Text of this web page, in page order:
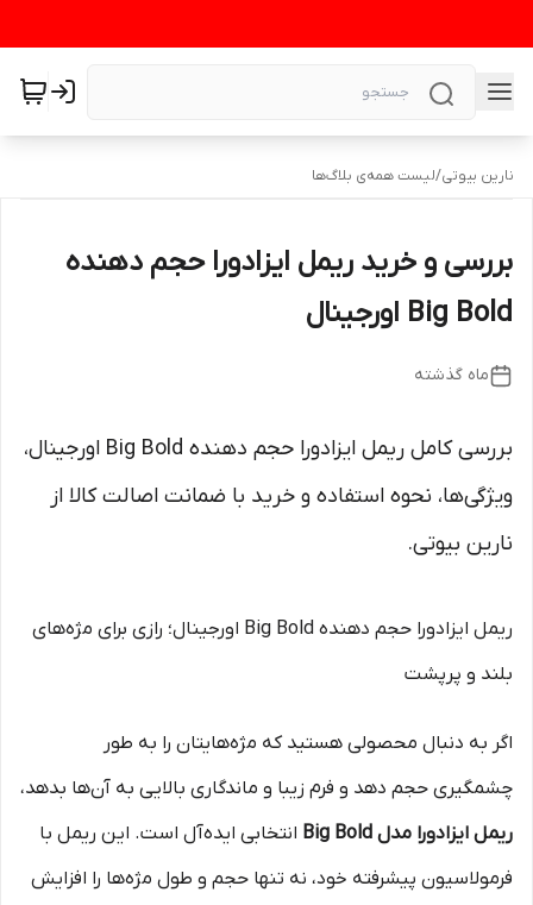
نارین بیوتی/لیست همه‌ی بلاگ‌ها
بررسی و خرید ریمل ایزادورا حجم دهنده
Big Bold اورجینال
ماه گذشته
بررسی کامل ریمل ایزادورا حجم دهنده Big Bold اورجینال،
ویژگی‌ها، نحوه استفاده و خرید با ضمانت اصالت کالا از
نارین بیوتی.
ریمل ایزادورا حجم دهنده Big Bold اورجینال؛ رازی برای مژه‌های
بلند و پرپشت
اگر به دنبال محصولی هستید که مژه‌هایتان را به طور
چشمگیری حجم دهد و فرم زیبا و ماندگاری بالایی به آن‌ها بدهد،
ریمل ایزادورا مدل Big Bold
انتخابی ایده‌آل است. این ریمل با
فرمولاسیون پیشرفته خود، نه تنها حجم و طول مژه‌ها را افزایش